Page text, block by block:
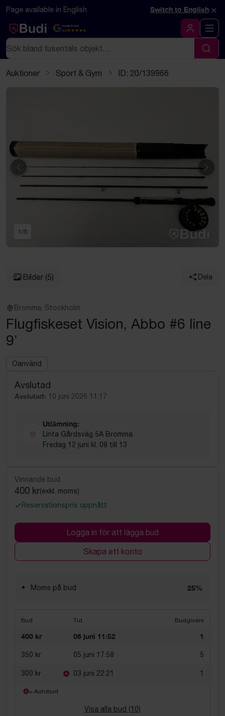
Hoppa till innehåll
Textbaserad (markdown) version av denna sida
Page available in English Switch to English ×
Google Rating
4.5
Logga in
Sök
Sök
Auktioner Sport & Gym ID: 20/139966
Föregående
1 /5
Bilder (5) Dela
Bromma, Stockholm
Flugfiskeset Vision, Abbo #6 line
9’
Oanvänd
Avslutad
Avslutad: 10 juni 2026 11:17
Utlämning:
Linta Gårdsväg 5A Bromma
Fredag 12 juni kl. 08 till 13
Vinnande bud
400 kr(exkl. moms)
Reservationspris uppnått
Logga in för att lägga bud
Skapa ett konto
Moms på bud 25%
Bud Tid Budgivare
400 kr 06 juni 11:52 1
350 kr 05 juni 17:58 5
300 kr 03 juni 22:21 1
= Autobud
Visa alla bud (10)